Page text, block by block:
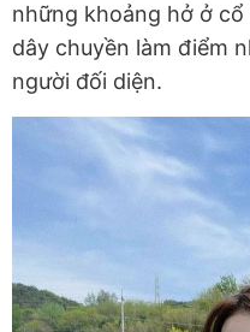
những khoảng hở ở
dây chuyền làm điểm
người đối diện.